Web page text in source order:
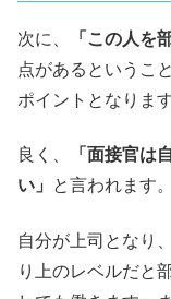
次に、 「この人を
点があるというこ
ポイントとなります
良く、
「面接官は
い」
と言われます。
自分が上司となり
り上のレベルだと